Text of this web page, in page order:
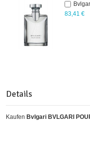
83,41 €
Details
Kaufen Bvlgari BVLGARI